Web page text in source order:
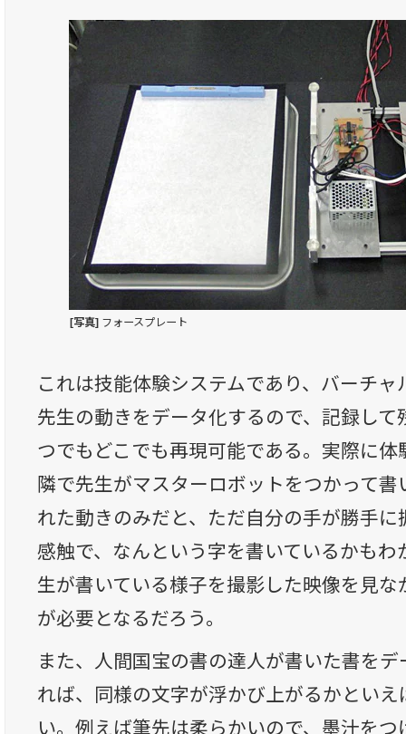
[写真] フォースプレート
これは技能体験システムであり、バーチ
先生の動きをデータ化するので、記録して
つでもどこでも再現可能である。実際に
隣で先生がマスターロボットをつかって
れた動きのみだと、ただ自分の手が勝手
感触で、なんという字を書いているかもわ
生が書いている様子を撮影した映像を見
が必要となるだろう。
また、人間国宝の書の達人が書いた書を
れば、同様の文字が浮かび上がるかとい
い。例えば筆先は柔らかいので、墨汁を